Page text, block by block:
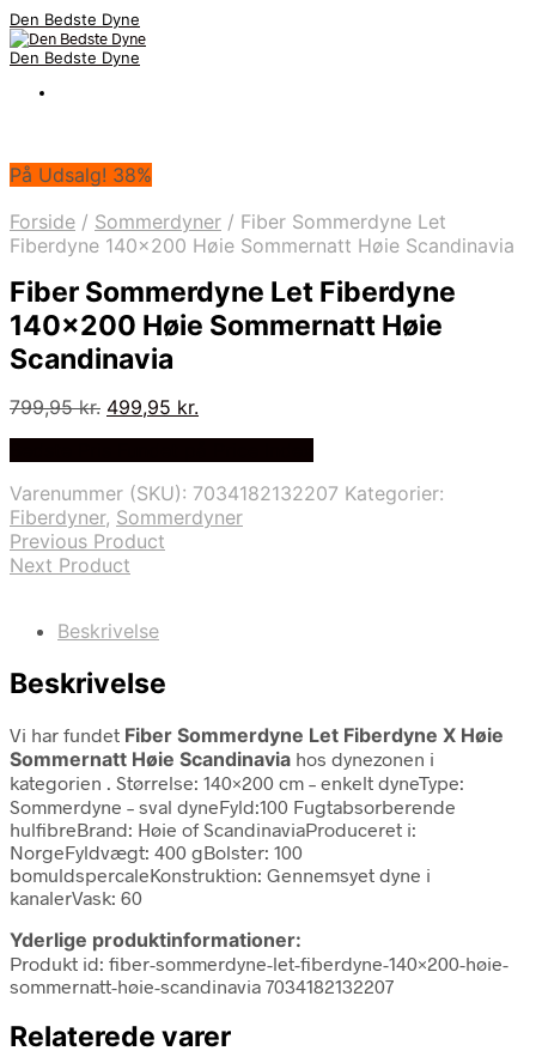
Den Bedste Dyne
Den Bedste Dyne
På Udsalg! 38%
Forside / Sommerdyner / Fiber Sommerdyne Let
Fiberdyne 140×200 Høie Sommernatt Høie Scandinavia
Fiber Sommerdyne Let Fiberdyne
140×200 Høie Sommernatt Høie
Scandinavia
799,95kr. Den
799,95 kr..
499,95 kr.
499,95 kr..
Varenummer (SKU): 7034182132207 Kategorier:
Fiberdyner, Sommerdyner
Previous Product
Next Product
Beskrivelse
Beskrivelse
Vi har fundet Fiber Sommerdyne Let Fiberdyne X Høie
Sommernatt Høie Scandinavia hos dynezonen i
kategorien . Størrelse: 140×200 cm – enkelt dyneType:
Sommerdyne – sval dyneFyld:100 Fugtabsorberende
hulfibreBrand: Høie of ScandinaviaProduceret i:
NorgeFyldvægt: 400 gBolster: 100
bomuldspercaleKonstruktion: Gennemsyet dyne i
kanalerVask: 60
Yderlige produktinformationer:
Produkt id: fiber-sommerdyne-let-fiberdyne-140×200-høie-
sommernatt-høie-scandinavia 7034182132207
Relaterede varer